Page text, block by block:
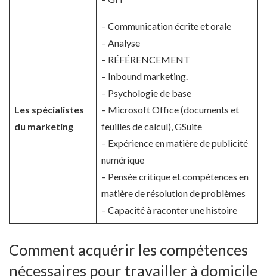
Les spécialistes
du marketing
– Communication écrite et orale
– Analyse
– RÉFÉRENCEMENT
– Inbound marketing.
– Psychologie de base
– Microsoft Office (documents et
feuilles de calcul), GSuite
– Expérience en matière de publicité
numérique
– Pensée critique et compétences en
matière de résolution de problèmes
– Capacité à raconter une histoire
Comment acquérir les compétences
nécessaires pour travailler à domicile